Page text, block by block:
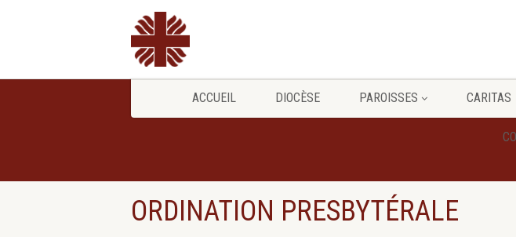
ACCUEIL DIOCÈSE PAROISSES CARITAS
ORDINATION PRESBYTÉRALE